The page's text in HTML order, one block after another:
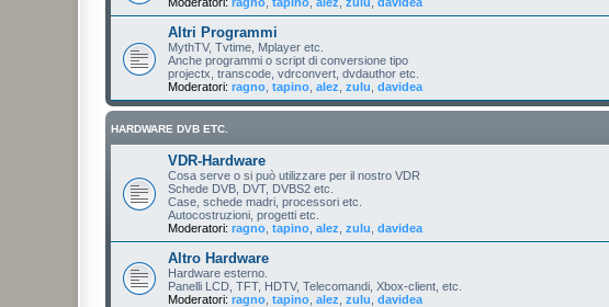
Altri Programmi
MythTV, Tvtime, Mplayer etc.
Anche programmi o script di conversione tipo
projectx, transcode, vdrconvert, dvdauthor etc.
Moderatori: ragno tapino alez zulu davidea
HARDWARE DVB ETC.
VDR-Hardware
Cosa serve o si può utilizzare per il nostro VDR
Schede DVB, DVT, DVBS2 etc.
Case, schede madri, processori etc.
Autocostruzioni, progetti etc.
Moderatori: ragno tapino alez zulu davidea
Altro Hardware
Hardware esterno.
Panelli LCD, TFT, HDTV, Telecomandi, Xbox-client, etc.
Moderatori: ragno tapino alez zulu davidea